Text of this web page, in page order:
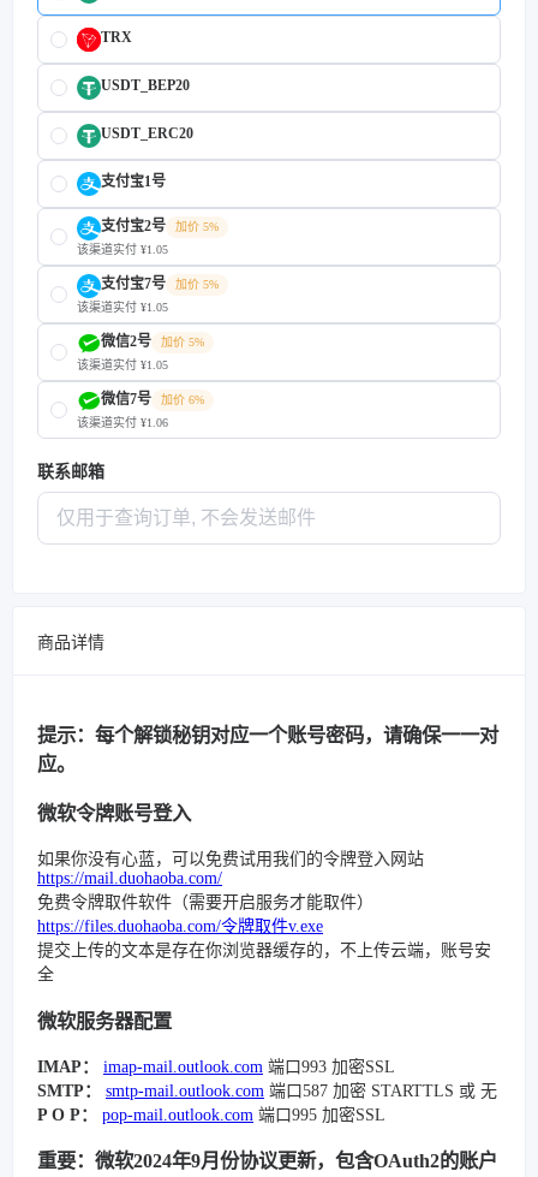
TRX
USDT_BEP20
USDT_ERC20
支付宝1号
支付宝2号
加价 5%
该渠道实付 ¥1.05
支付宝7号
加价 5%
该渠道实付 ¥1.05
微信2号
加价 5%
该渠道实付 ¥1.05
微信7号
加价 6%
该渠道实付 ¥1.06
联系邮箱
商品详情
提示：每个解锁秘钥对应一个账号密码，请确保一一对
应。
微软令牌账号登入
如果你没有心蓝，可以免费试用我们的令牌登入网站
https://mail.duohaoba.com/
免费令牌取件软件（需要开启服务才能取件）
https://files.duohaoba.com/令牌取件v.exe
提交上传的文本是存在你浏览器缓存的，不上传云端，账号安
全
微软服务器配置
IMAP： imap-mail.outlook.com 端口993 加密SSL
SMTP：
smtp-mail.outlook.com 端口587 加密 STARTTLS 或 无
P O P：
pop-mail.outlook.com 端口995 加密SSL
重要：微软2024年9月份协议更新，包含OAuth2的账户